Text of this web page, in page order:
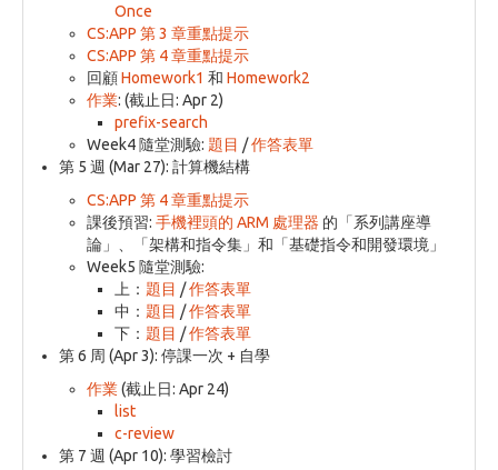
Once
CS:APP 第 3 章重點提示
CS:APP 第 4 章重點提示
回顧Homework1 和 Homework2
作業: (截止日: Apr 2)
prefix-search
Week4 隨堂測驗: 題目 /作答表單
第 5 週 (Mar 27): 計算機結構
CS:APP 第 4 章重點提示
課後預習: 手機裡頭的 ARM 處理器 的「系列講座導
論」、「架構和指令集」和「基礎指令和開發環境」
Week5 隨堂測驗:
上： 題目 /作答表單
中： 題目 /作答表單
下： 題目 /作答表單
第 6 周 (Apr 3): 停課一次 + 自學
作業(截止日: Apr 24)
list
c-review
第 7 週 (Apr 10): 學習檢討